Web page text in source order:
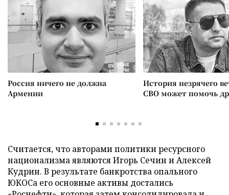
Россия ничего не должна
Армении
История незрячего
СВО может помочь
Считается, что авторами политики ресурсного
национализма являются Игорь Сечин и Алексей
Кудрин. В результате банкротства опального
ЮКОСа его основные активы достались